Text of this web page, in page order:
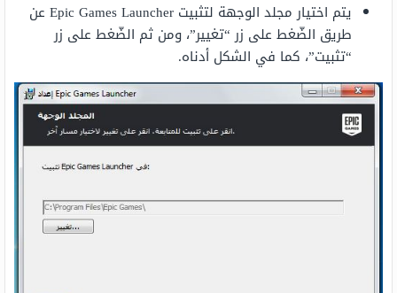
يتم اختيار مجلد الوجهة لتثبيت Epic Games Launcher عن
طريق الضّغط على زر “تغيير”، ومن ثم الضّغط على زر
“تثبيت”، كما في الشكل أدناه.